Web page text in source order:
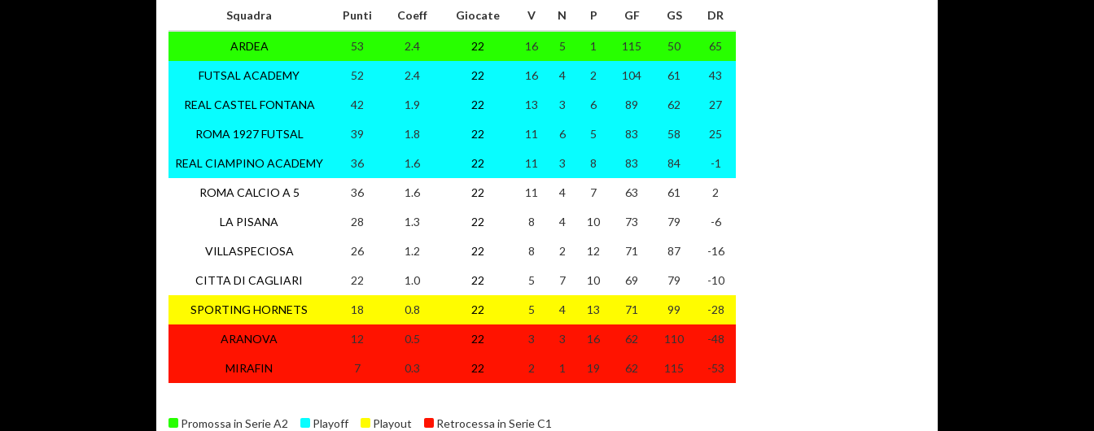
Squadra
ARDEA
FUTSAL ACADEMY
REAL CASTEL FONTANA
ROMA 1927 FUTSAL
REAL CIAMPINO ACADEMY
ROMA CALCIO A 5
LA PISANA
VILLASPECIOSA
CITTA DI CAGLIARI
SPORTING HORNETS
ARANOVA
MIRAFIN
Punti Coeff Giocate V N P GF GS DR
53 2.4 22 16 5 1 115 50 65
52 2.4 22 16 4 2 104 61 43
42 1.9 22 13 3 6 89 62 27
39 1.8 22 11 6 5 83 58 25
36 1.6 22 11 3 8 83 84 -1
36 1.6 22 11 4 7 63 61 2
28 1.3 22 8 4 10 73 79 -6
26 1.2 22 8 2 12 71 87 -16
22 1.0 22 5 7 10 69 79 -10
18 0.8 22 5 4 13 71 99 -28
12 0.5 22 3 3 16 62 110 -48
7 0.3 22 2 1 19 62 115 -53
Promossa in Serie A2 Playoff Playout Retrocessa in Serie C1